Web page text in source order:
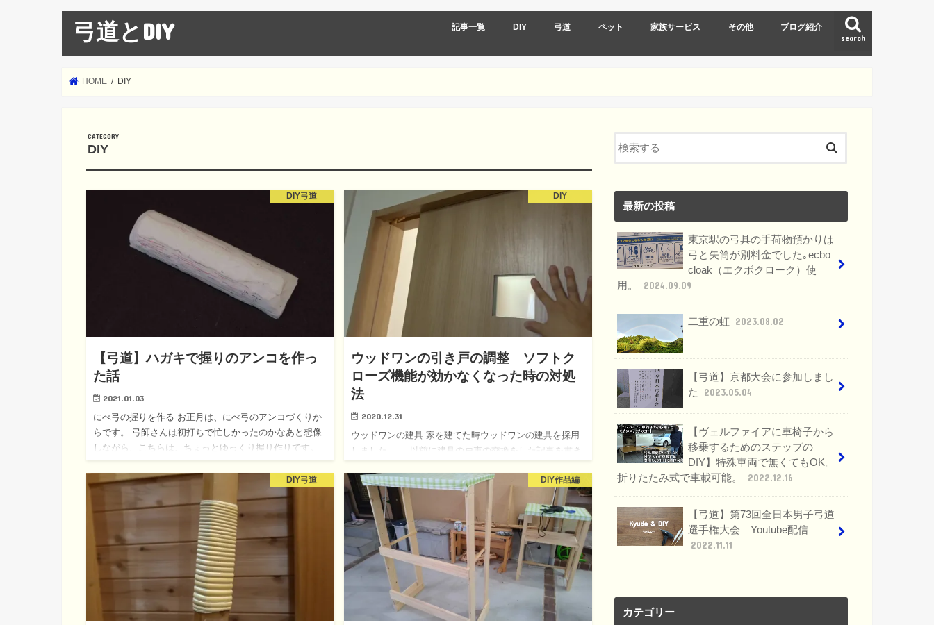
弓道とDIY search
記事一覧 DIY
DIY弓道
DIY道具編
DIY作品編
弓道
DIY弓道
弓道道具
弓道着物類
弓道 日々の記録
ペット 家族サービス
東京ディズニーリゾート(TDR)
スキー
その他 ブログ紹介
HOME DIY
DIY
DIY弓道
【弓道】ハガキで握りのアンコを作っ
た話
2021.01.03
にべ弓の握りを作る お正月は、にべ弓のアンコづくりか
らです。 弓師さんは初打ちで忙しかったのかなあと想像
しながら、こちらは、ちょっとゆっくり握り作りです。
といっても、1日から泊りの仕事がありましたが…。 な…
DIY
ウッドワンの引き戸の調整 ソフトク
ローズ機能が効かなくなった時の対処
法
2020.12.31
ウッドワンの建具 家を建てた時ウッドワンの建具を採用
しました。 以前に建具の戸車の交換をした記事を書き
挑戦 年末なので、また交換をしたのですが、その…
DIY弓道 DIY作品編
最新の投稿
東京駅の弓具の手荷物預かりは
弓と矢筒が別料金でした｡ecbo
cloak（エクボクローク）使
用。
2024.09.09
二重の虹 2023.08.02
【弓道】京都大会に参加しまし
た
2023.05.04
【ヴェルファイアに車椅子から
移乗するためのステップの
DIY】特殊車両で無くてもOK。
折りたたみ式で車載可能。
2022.12.16
【弓道】第73回全日本男子弓道
選手権大会 Youtube配信
2022.11.11
カテゴリー